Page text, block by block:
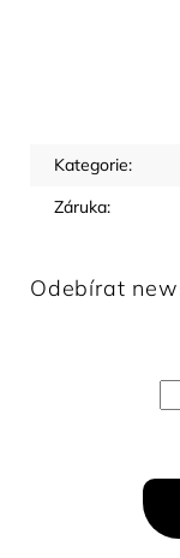
Kategorie:
Záruka:
Odebírat